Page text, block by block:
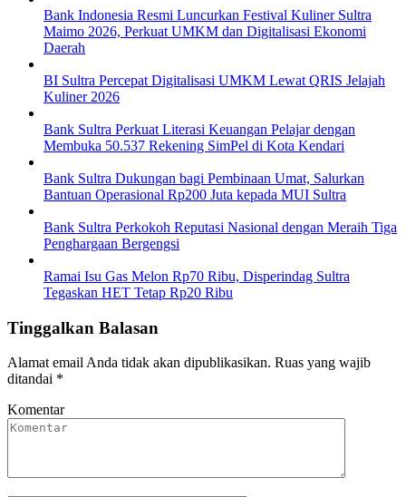
Bank Indonesia Resmi Luncurkan Festival Kuliner Sultra
Maimo 2026, Perkuat UMKM dan Digitalisasi Ekonomi
Daerah
BI Sultra Percepat Digitalisasi UMKM Lewat QRIS Jelajah
Kuliner 2026
Bank Sultra Perkuat Literasi Keuangan Pelajar dengan
Membuka 50.537 Rekening SimPel di Kota Kendari
Bank Sultra Dukungan bagi Pembinaan Umat, Salurkan
Bantuan Operasional Rp200 Juta kepada MUI Sultra
Bank Sultra Perkokoh Reputasi Nasional dengan Meraih Tiga
Penghargaan Bergengsi
Ramai Isu Gas Melon Rp70 Ribu, Disperindag Sultra
Tegaskan HET Tetap Rp20 Ribu
Tinggalkan Balasan
Alamat email Anda tidak akan dipublikasikan. Ruas yang wajib
ditandai *
Komentar